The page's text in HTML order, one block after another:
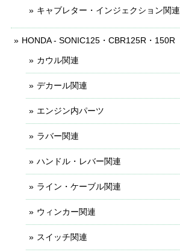
キャブレター・インジェクション関連
HONDA - SONIC125・CBR125R・150R
カウル関連
デカール関連
エンジン内パーツ
ラバー関連
ハンドル・レバー関連
ライン・ケーブル関連
ウィンカー関連
スイッチ関連